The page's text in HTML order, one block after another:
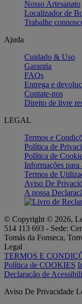
Nosso Artesanato
Localizador de
Trabalhe
Ajuda
Cuidado & Uso
Garantia
FAQs
Entrega e
Contate-nos
Direito de livre
LEGAL
Termos e
Política de
Política de
Informações para
Termos de
Aviso De
A nossa
© Copyright © 2026,
514 113 693 - Sede:
Tomás da Fonseca,
Legal
TERMOS E
Política de COOKIES
Declaração de
Aviso De Privacidade